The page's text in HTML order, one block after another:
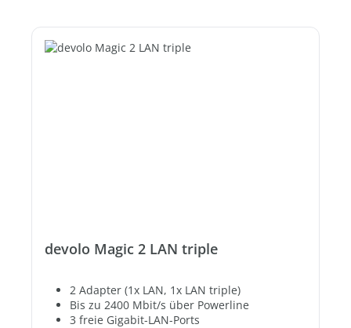
devolo Magic 2 LAN triple
2 Adapter (1x LAN, 1x LAN triple)
Bis zu 2400 Mbit/s über Powerline
3 freie Gigabit-LAN-Ports